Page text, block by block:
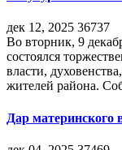
дек 12, 2025 36737
Во вторник, 9
состоялся
власти,
жителей района.
Дар материнского